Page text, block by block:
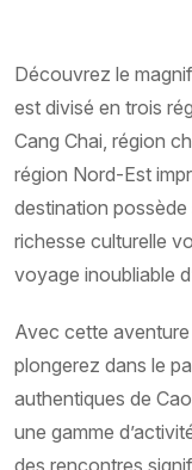
Découvrez le
est divisé en trois
Cang Chai, région
région Nord-Est
destination
richesse culturelle
voyage inoubliable
Avec cette
plongerez dans le
authentiques de
une gamme
des rencontres